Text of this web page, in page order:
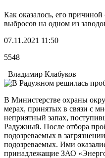
Как оказалось, его
выбросов на одном из
07.11.2021 11:50
5548
Владимир Клабуков
В Министерстве охраны
мерах, принятых в связи с
неприятный запах,
Радужный. После отбора
подозреваемых в
подозреваемых. Ими
принадлежащие ЗАО